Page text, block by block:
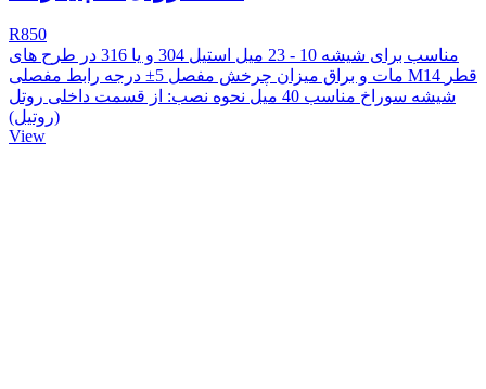
R850
مناسب برای شیشه 10 - 23 میل استیل 304 و یا 316 در طرح های
مات و براق میزان چرخش مفصل 5± درجه رابط مفصلی M14 قطر
شیشه سوراخ مناسب 40 میل نحوه نصب:‌ از قسمت داخلی روتل
(روتیل)
View